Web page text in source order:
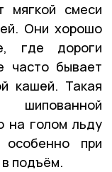
мягкой смеси
Они хорошо
где дороги
часто бывает
кашей. Такая
на голом льду
при
подъём.